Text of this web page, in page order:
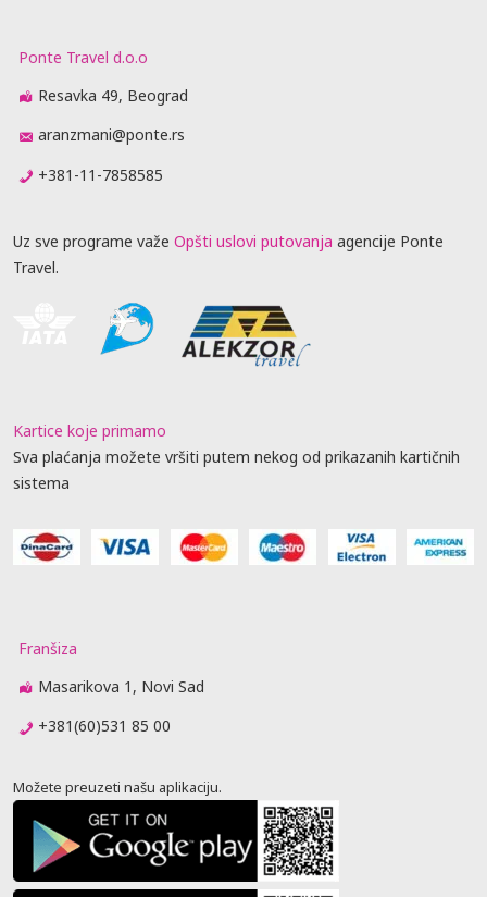
Ponte Travel d.o.o
Resavka 49, Beograd
aranzmani@ponte.rs
+381-11-7858585
Uz sve programe važe Opšti uslovi putovanja agencije Ponte
Travel.
Kartice koje primamo
Sva plaćanja možete vršiti putem nekog od prikazanih kartičnih
sistema
Franšiza
Masarikova 1, Novi Sad
+381(60)531 85 00
Možete preuzeti našu aplikaciju.